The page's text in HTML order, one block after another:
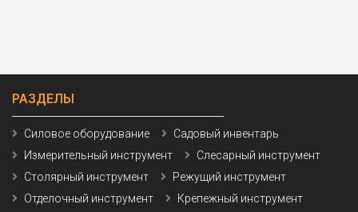
РАЗДЕЛЫ
Силовое оборудование
Садовый инвентарь
Измерительный инструмент
Слесарный инструмент
Столярный инструмент
Режущий инструмент
Отделочный инструмент
Крепежный инструмент